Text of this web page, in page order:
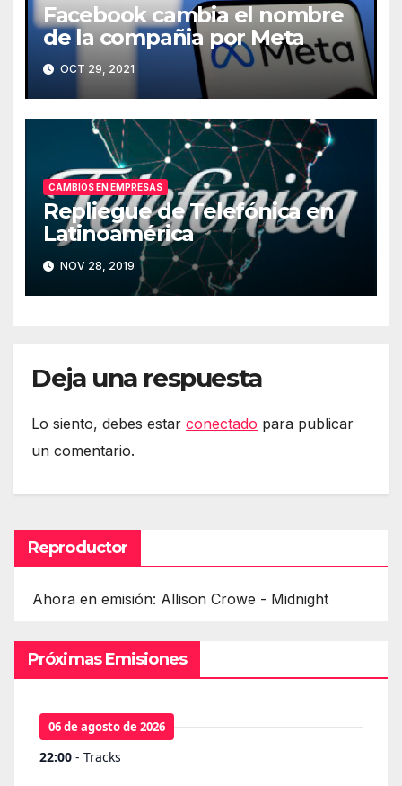
Facebook cambia el nombre
de la compañia por Meta
OCT 29, 2021
CAMBIOS EN EMPRESAS
Repliegue de Telefónica en
Latinoamérica
NOV 28, 2019
Deja una respuesta
Lo siento, debes estar conectado para publicar
un comentario.
Reproductor
Ahora en emisión: Allison Crowe - Midnight
Próximas Emisiones